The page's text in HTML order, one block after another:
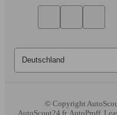
© Copyright
AutoScout24.fr, AutoProff,